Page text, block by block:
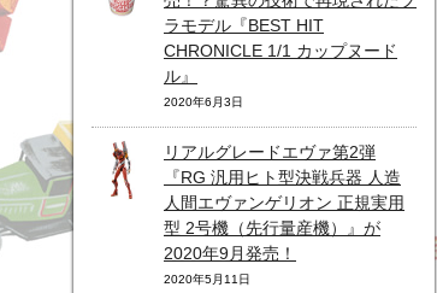
ラモデル『BEST HIT
CHRONICLE 1/1 カップヌード
ル』
2020年6月3日
リアルグレードエヴァ第2弾
『RG 汎用ヒト型決戦兵器 人造
人間エヴァンゲリオン 正規実用
型 2号機（先行量産機）』が
2020年9月発売！
2020年5月11日